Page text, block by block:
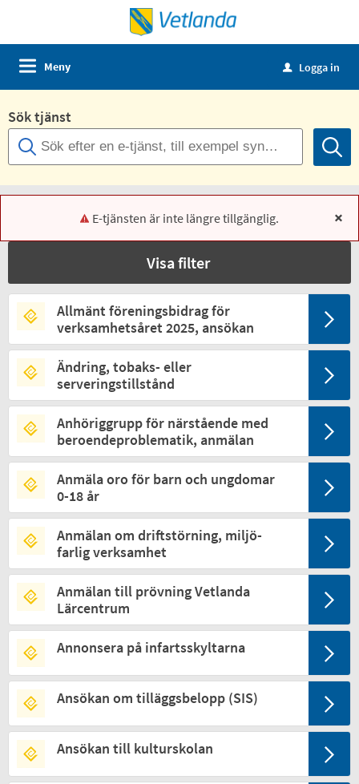
Meny u Logga in
Sök tjänst
E-tjänsten är inte längre tillgänglig. x
Visa filter
Allmänt föreningsbidrag för
verksamhetsåret 2025, ansökan
Ändring, tobaks- eller
serveringstillstånd
Anhöriggrupp för närstående med
beroendeproblematik, anmälan
Anmäla oro för barn och ungdomar
0-18 år
Anmälan om driftstörning, miljö­
farlig verk­samhet
Anmälan till prövning Vetlanda
Lärcentrum
Annonsera på infartsskyltarna
Ansökan om tilläggsbelopp (SIS)
Ansökan till kulturskolan